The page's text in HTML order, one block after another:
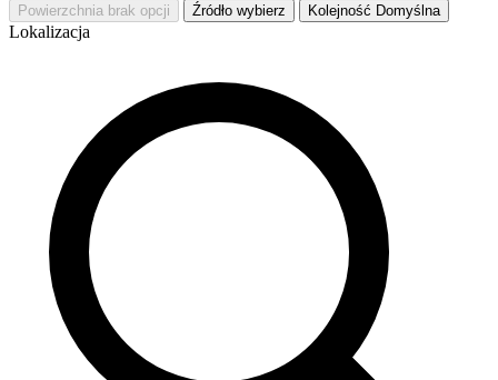
Powierzchnia brak opcji Źródło wybierz Kolejność Domyślna
Lokalizacja